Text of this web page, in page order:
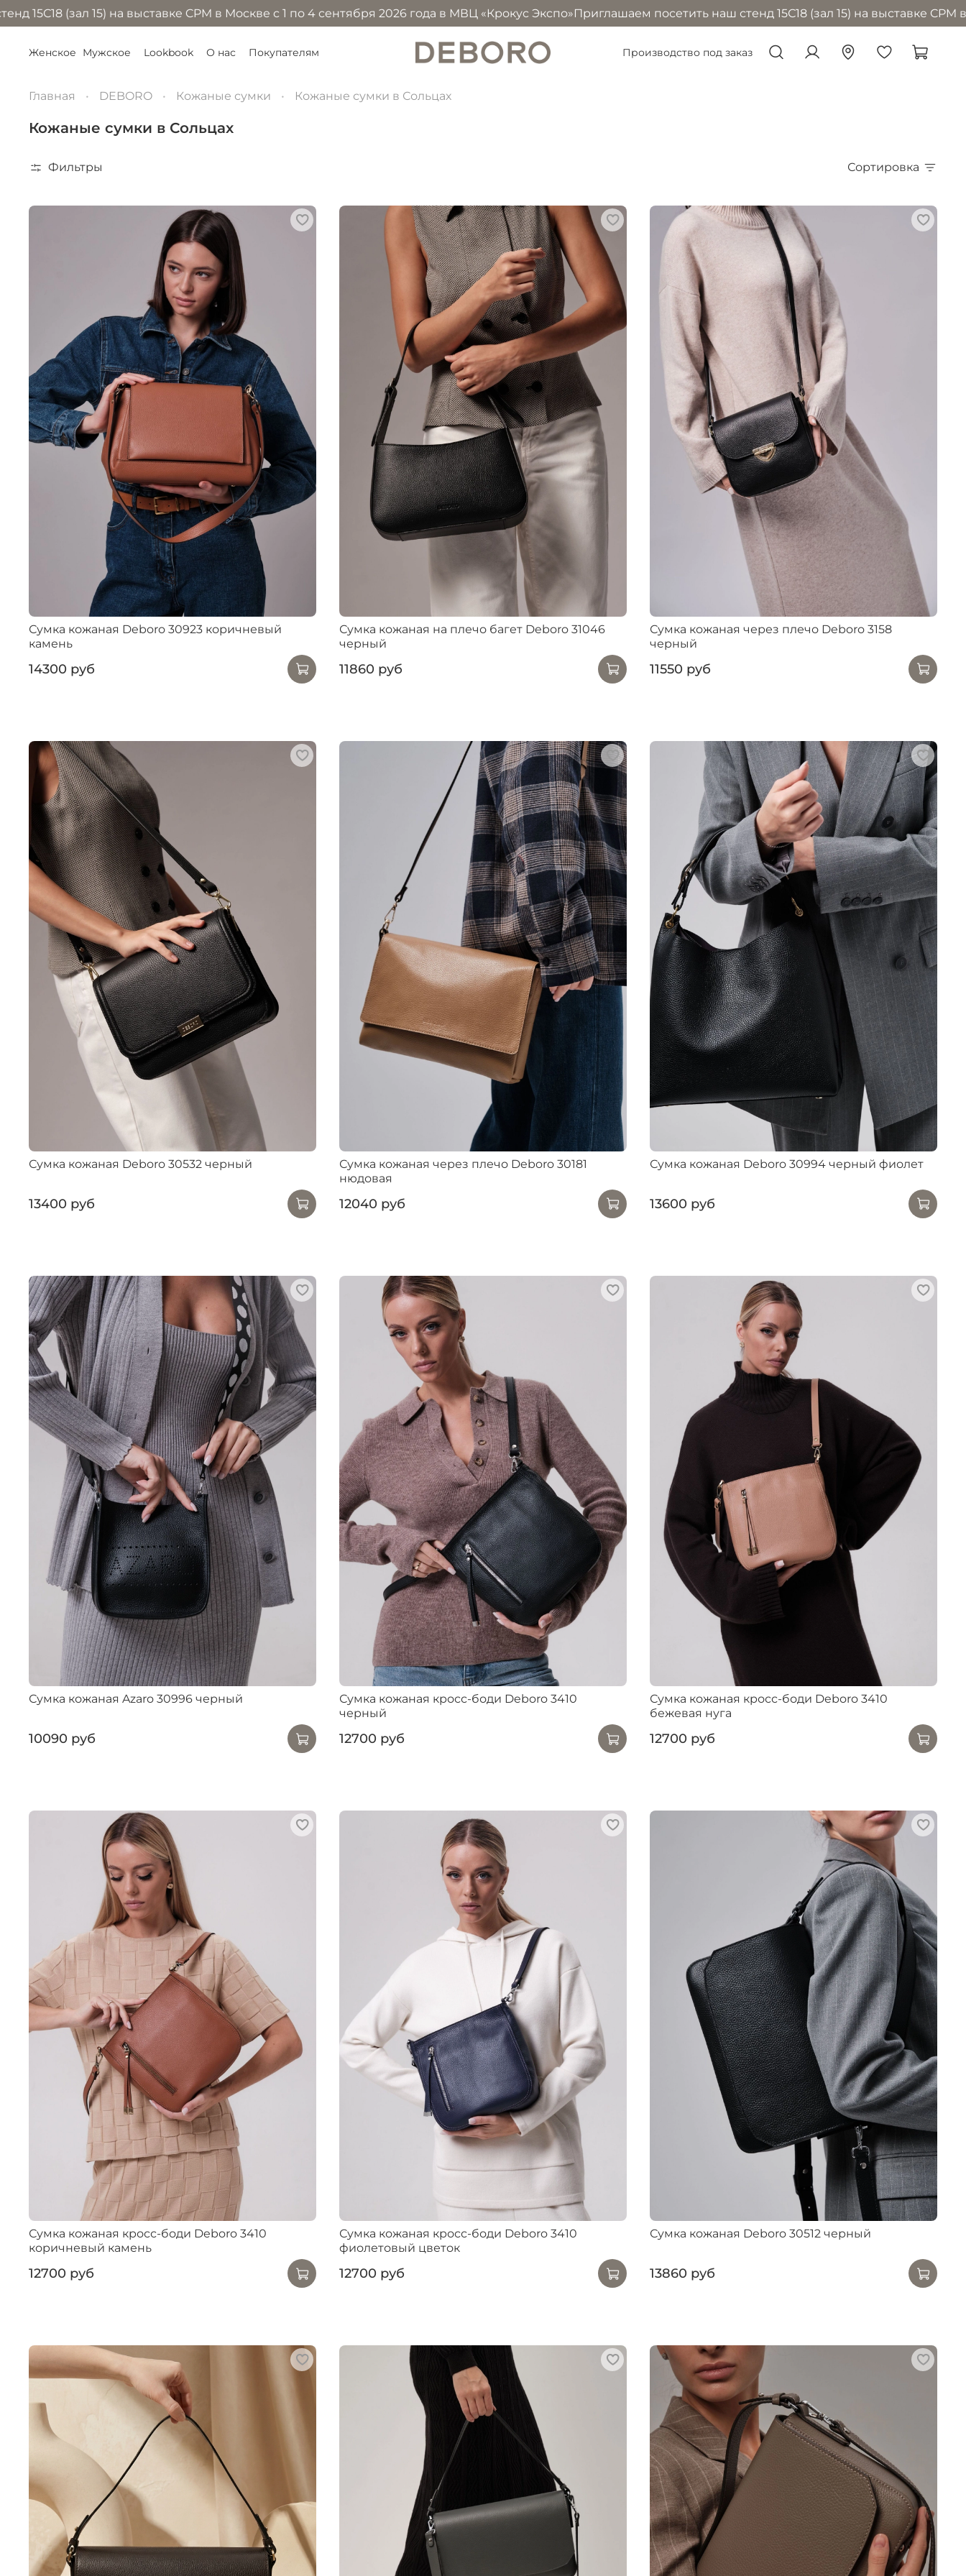
15) на выставке CPM в Москве с 1 по 4 сентября 2026 года в МВЦ «Крокус Экспо»Приглашаем посетить наш стенд 15С18 (зал 15) на выставке CPM в Москве
Производство под заказ
Женское Мужское Lookbook О нас Покупателям
Главная DEBORO Кожаные сумки Кожаные сумки в Сольцах
Кожаные сумки в Сольцах
Фильтры Сортировка
Сумка кожаная Deboro 30923 коричневый
камень
14300 руб
Сумка кожаная на плечо багет Deboro 31046
черный
11860 руб
Сумка кожаная через плечо Deboro 3158
черный
11550 руб
Сумка кожаная Deboro 30532 черный
13400 руб
Сумка кожаная через плечо Deboro 30181
нюдовая
12040 руб
Сумка кожаная Deboro 30994 черный фиолет
13600 руб
Сумка кожаная Azaro 30996 черный
10090 руб
Сумка кожаная кросс-боди Deboro 3410
черный
12700 руб
Сумка кожаная кросс-боди Deboro 3410
бежевая нуга
12700 руб
Сумка кожаная кросс-боди Deboro 3410
коричневый камень
12700 руб
Сумка кожаная кросс-боди Deboro 3410
фиолетовый цветок
12700 руб
Сумка кожаная Deboro 30512 черный
13860 руб